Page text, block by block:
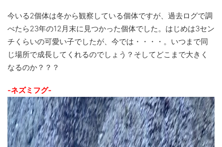
今いる2個体は冬から観察している個体ですが、過去ログで調
べたら23年の12月末に見つかった個体でした。はじめは3セン
チくらいの可愛い子でしたが、今では・・・・。いつまで同
じ場所で成長してくれるのでしょう？そしてどこまで大きく
なるのか？？？
-ネズミフグ-